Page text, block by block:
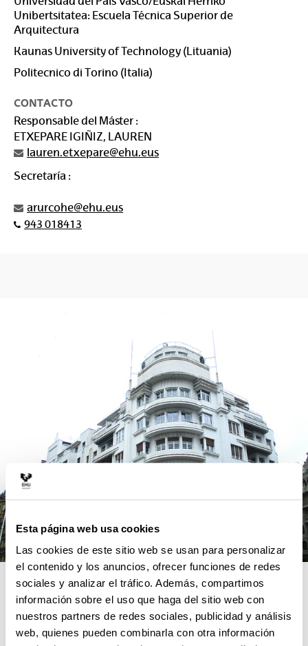
Esta página web usa cookies
Las cookies de este sitio web se usan para personalizar
el contenido y los anuncios, ofrecer funciones de redes
sociales y analizar el tráfico. Además, compartimos
información sobre el uso que haga del sitio web con
nuestros partners de redes sociales, publicidad y análisis
web, quienes pueden combinarla con otra información
Unibertsitatea: Escuela Técnica Superior de
Arquitectura
Kaunas University of Technology (Lituania)
Politecnico di Torino (Italia)
CONTACTO
Responsable del Máster :
ETXEPARE IGIÑIZ, LAUREN
lauren.etxepare@ehu.eus
Secretaría :
arurcohe@ehu.eus
943 018413
RAZONES PARA ELEGIR ESTE
MÁSTER